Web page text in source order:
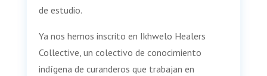
de estudio.
Ya nos hemos inscrito en Ikhwelo Healers
Collective, un colectivo de conocimiento
indígena de curanderos que trabajan en